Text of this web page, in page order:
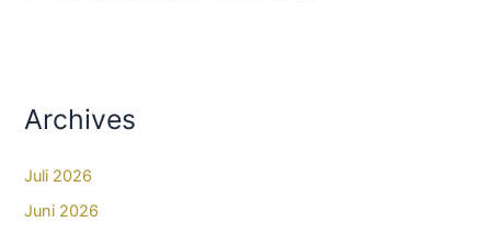
Archives
Juli 2026
Juni 2026